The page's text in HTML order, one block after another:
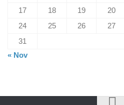
17
18 19 20
24
25 26 27
31
« Nov